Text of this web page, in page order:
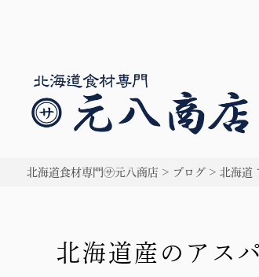
北海道食材専門㋚元八商店 > ブログ> 北海道
北海道産のアス